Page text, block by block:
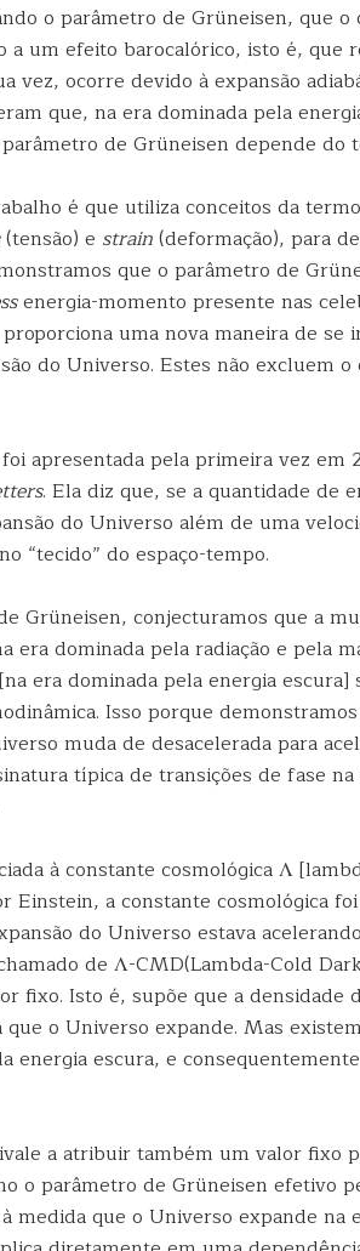
o parâmetro de Grüneisen, que o
um efeito barocalórico, isto é, que
vez, ocorre devido à expansão
que, na era dominada pela
de Grüneisen depende do
é que utiliza conceitos da
(tensão) e strain(deformação), para
que o parâmetro de
energia-momento presente nas
uma nova maneira de se
do Universo. Estes não excluem o
apresentada pela primeira vez em
. Ela diz que, se a quantidade de
do Universo além de uma
“tecido” do espaço-tempo.
Grüneisen, conjecturamos que a
era dominada pela radiação e pela
era dominada pela energia escura]
Isso porque
muda de desacelerada para
típica de transições de fase
à constante cosmológica Λ
Einstein, a constante cosmológica foi
do Universo estava
de Λ-CMD(Lambda-Cold
fixo. Isto é, supõe que a densidade
o Universo expande. Mas
energia escura, e
a atribuir também um valor fixo
o parâmetro de Grüneisen efetivo
que o Universo expande na